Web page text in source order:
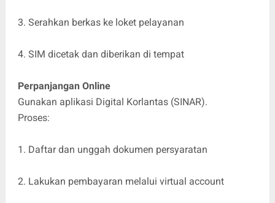
3. Serahkan berkas ke loket pelayanan
4. SIM dicetak dan diberikan di tempat
Perpanjangan Online
Gunakan aplikasi Digital Korlantas (SINAR).
Proses:
1. Daftar dan unggah dokumen persyaratan
2. Lakukan pembayaran melalui virtual account